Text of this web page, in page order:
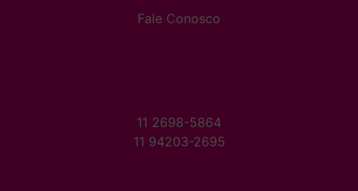
Fale Conosco
11 2698-5864
11 94203-2695